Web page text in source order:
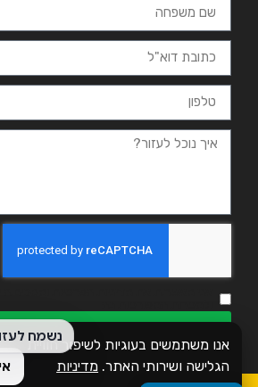
שליחה
אנו משתמשים בעוגיות לשיפור חוויית
הגלישה ושירותי האתר. מדיניות